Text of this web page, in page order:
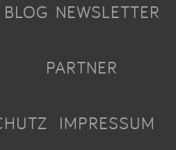
BLOG NEWSLETTER
PARTNER
IMPRESSUM